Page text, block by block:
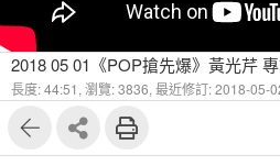
長度: 44:51, 瀏覽: 3836, 最近修訂: 2018-05-